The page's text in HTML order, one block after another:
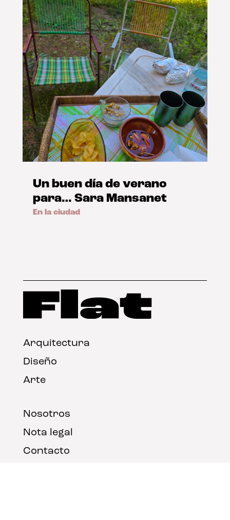
Un buen día de verano
para… Sara Mansanet
En la ciudad
Arquitectura
Diseño
Arte
Nosotros
Nota legal
Contacto